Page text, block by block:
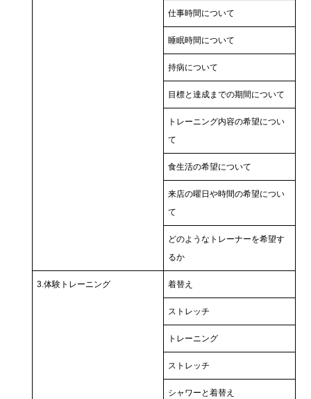
仕事時間について
睡眠時間について
持病について
目標と達成までの期間について
トレーニング内容の希望につい
て
食生活の希望について
来店の曜日や時間の希望につい
て
どのようなトレーナーを希望す
るか
3.体験トレーニング 着替え
ストレッチ
トレーニング
ストレッチ
シャワーと着替え